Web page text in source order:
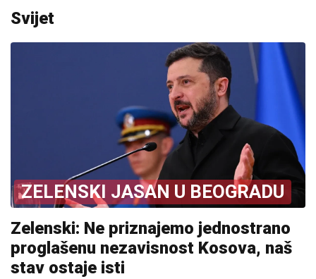
Svijet
ZELENSKI JASAN U BEOGRADU
Zelenski: Ne priznajemo jednostrano
proglašenu nezavisnost Kosova, naš
stav ostaje isti